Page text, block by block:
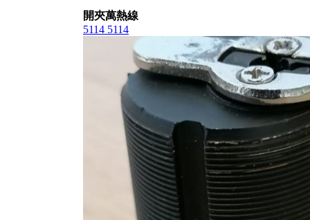
開夾萬熱線
5114 5114